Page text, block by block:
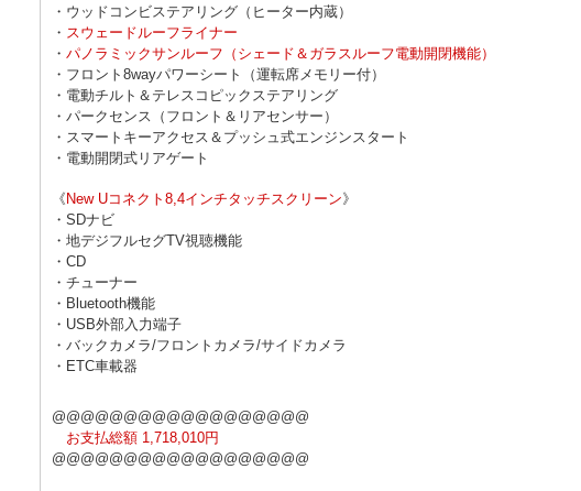
・ウッドコンビステアリング（ヒーター内蔵）
・ スウェードルーフライナー
・ パノラミックサンルーフ（シェード＆ガラスルーフ電動開閉機能）
・フロント8wayパワーシート（運転席メモリー付）
・電動チルト＆テレスコピックステアリング
・パークセンス（フロント＆リアセンサー）
・スマートキーアクセス＆プッシュ式エンジンスタート
・電動開閉式リアゲート
《 New Uコネクト8,4インチタッチスクリーン》
・SDナビ
・地デジフルセグTV視聴機能
・CD
・チューナー
・Bluetooth機能
・USB外部入力端子
・バックカメラ/フロントカメラ/サイドカメラ
・ETC車載器
@@@@@@@@@@@@@@@@@@
お支払総額 1,718,010円
@@@@@@@@@@@@@@@@@@